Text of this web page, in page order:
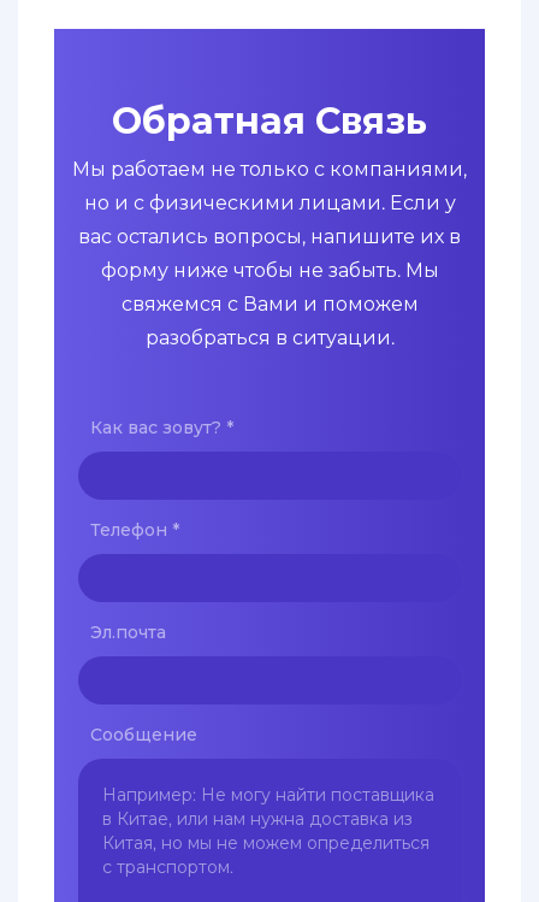
Обратная Связь
Мы работаем не только с компаниями,
но и с физическими лицами. Если у
вас остались вопросы, напишите их в
форму ниже чтобы не забыть. Мы
свяжемся с Вами и поможем
разобраться в ситуации.
Как вас зовут? *
Телефон *
Эл.почта
Сообщение